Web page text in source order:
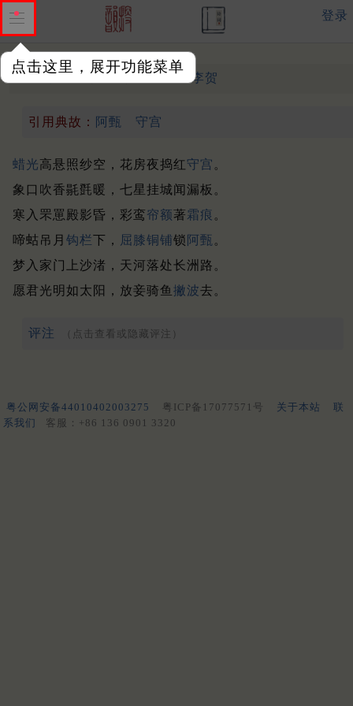
点击这里，展开功能菜单
登录
宫娃歌 中唐 · 李贺
引用典故： 阿甄 守宫
蜡光高悬照纱空，花房夜捣红守宫 。
象口吹香毾㲪暖，七星挂城闻漏板。
寒入罘罳殿影昏，彩鸾帘额著霜痕 。
啼蛄吊月 钩栏下， 屈膝铜铺锁 阿甄 。
梦入家门上沙渚，天河落处长洲路。
愿君光明如太阳，放妾骑鱼 撇波去。
评注 （点击查看或隐藏评注）
粤公网安备44010402003275 粤ICP备17077571号 关于本站
联
系我们
客服：+86 136 0901 3320